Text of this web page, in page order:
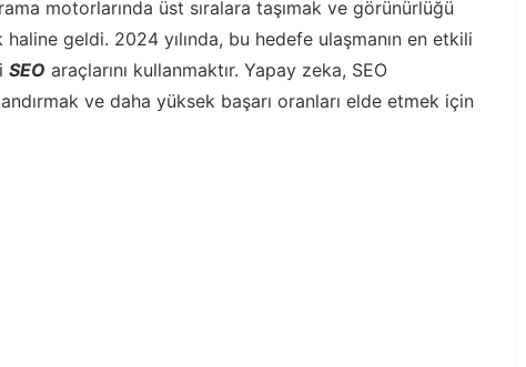
motorlarında üst sıralara taşımak ve görünürlüğü
geldi. 2024 yılında, bu hedefe ulaşmanın en etkili
SEO araçlarını kullanmaktır. Yapay zeka, SEO
ve daha yüksek başarı oranları elde etmek için